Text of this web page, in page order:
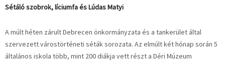
Sétáló szobrok, líciumfa és Lúdas Matyi
A múlt héten zárult Debrecen önkormányzata és a tankerület által
szervezett várostörténeti séták sorozata. Az elmúlt két hónap során 5
általános iskola több, mint 200 diákja vett részt a Déri Múzeum